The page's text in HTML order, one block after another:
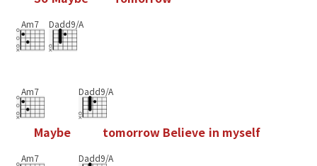
Am7 Dadd9/A
Am7
Maybe
Dadd9/A
tomorrow Believe in myself
Am7 Dadd9/A